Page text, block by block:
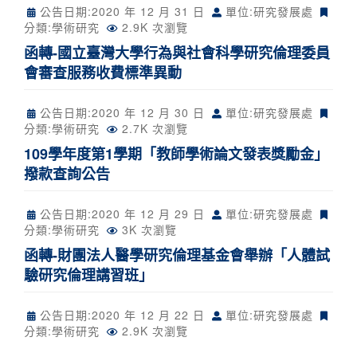
公告日期:2020 年 12 月 31 日
單位:研究發展處
分類:學術研究 2.9K 次瀏覽
函轉-國立臺灣大學行為與社會科學研究倫理委員
會審查服務收費標準異動
公告日期:2020 年 12 月 30 日
單位:研究發展處
分類:學術研究 2.7K 次瀏覽
109學年度第1學期「教師學術論文發表獎勵金」
撥款查詢公告
公告日期:2020 年 12 月 29 日
單位:研究發展處
分類:學術研究 3K 次瀏覽
函轉-財團法人醫學研究倫理基金會舉辦「人體試
驗研究倫理講習班」
公告日期:2020 年 12 月 22 日
單位:研究發展處
分類:學術研究 2.9K 次瀏覽